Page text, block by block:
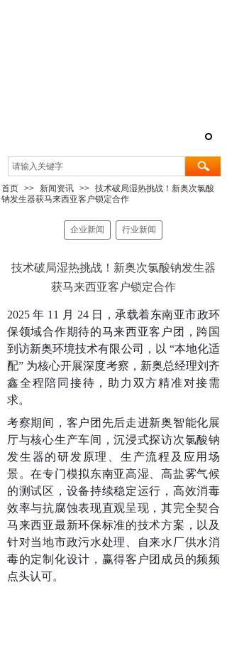
首页 >> 新闻资讯 >> 技术破局湿热挑战！新奥次氯酸
钠发生器获马来西亚客户锁定合作
企业新闻 行业新闻
技术破局湿热挑战！新奥次氯酸钠发生器
获马来西亚客户锁定合作
2025 年 11 月 24 日，承载着东南亚市政环
保领域合作期待的马来西亚客户团，跨国
到访新奥环境技术有限公司，以 “本地化适
配” 为核心开展深度考察，新奥总经理刘齐
鑫全程陪同接待，助力双方精准对接需
求。
考察期间，客户团先后走进新奥智能化展
厅与核心生产车间，沉浸式探访次氯酸钠
发生器的研发原理、生产流程及应用场
景。在专门模拟东南亚高湿、高盐雾气候
的测试区，设备持续稳定运行，高效消毒
效率与抗腐蚀表现直观呈现，其完全契合
马来西亚最新环保标准的技术方案，以及
针对当地市政污水处理、自来水厂供水消
毒的定制化设计，赢得客户团成员的频频
点头认可。